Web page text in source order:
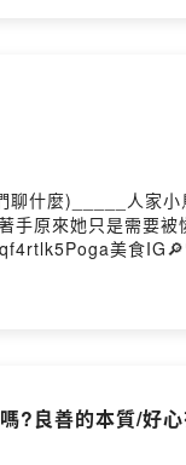
什麼)_____人家
原來她只是需要
美食
by
?良善的本質/好